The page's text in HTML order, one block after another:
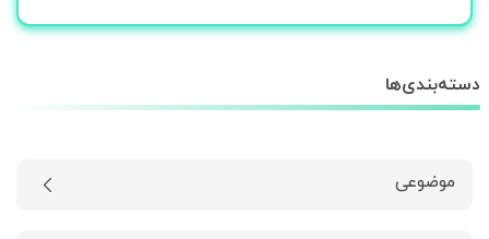
دسته‌بندی‌ها
موضوعی